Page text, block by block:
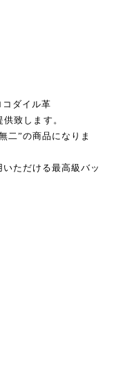
ダイル革
致します。
二”の商品になりま
ただける最高級バッ